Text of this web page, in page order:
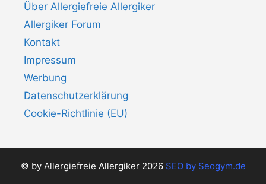
Über Allergiefreie Allergiker
Allergiker Forum
Kontakt
Impressum
Werbung
Datenschutzerklärung
Cookie-Richtlinie (EU)
© by Allergiefreie Allergiker 2026 SEO by Seogym.de